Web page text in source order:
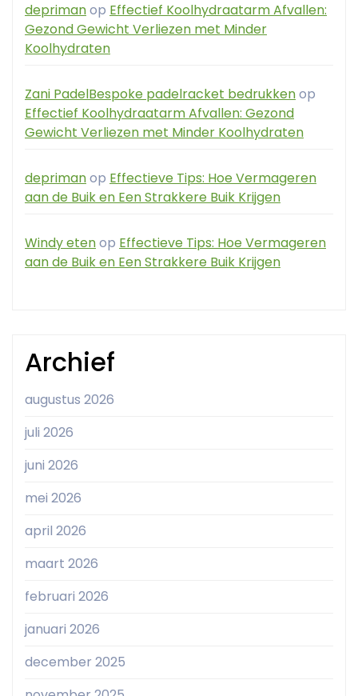
deprimanop Effectief Koolhydraatarm Afvallen:
Gezond Gewicht Verliezen met Minder
Koolhydraten
Zani PadelBespoke padelracket bedrukkenop
Effectief Koolhydraatarm Afvallen: Gezond
Gewicht Verliezen met Minder Koolhydraten
deprimanop Effectieve Tips: Hoe Vermageren
aan de Buik en Een Strakkere Buik Krijgen
Windy etenop Effectieve Tips: Hoe Vermageren
aan de Buik en Een Strakkere Buik Krijgen
Archief
augustus 2026
juli 2026
juni 2026
mei 2026
april 2026
maart 2026
februari 2026
januari 2026
december 2025